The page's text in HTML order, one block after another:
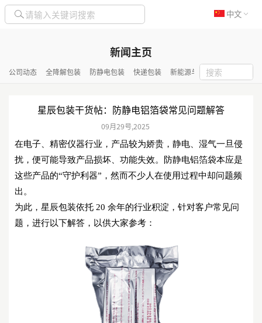
中文
新闻主页
公司动态 全降解包装 防静电包装 快递包装 新能源与化工包装
星辰包装干货帖：防静电铝箔袋常见问题解答
09月29号,2025
在电子、精密仪器行业，产品较为娇贵，静电、湿气一旦侵
扰，便可能导致产品损坏、功能失效。防静电铝箔袋本应是
这些产品的“守护利器”，然而不少人在使用过程中却问题频
出。
为此，星辰包装依托 20 余年的行业积淀，针对客户常见问
题，进行以下解答，以供大家参考：